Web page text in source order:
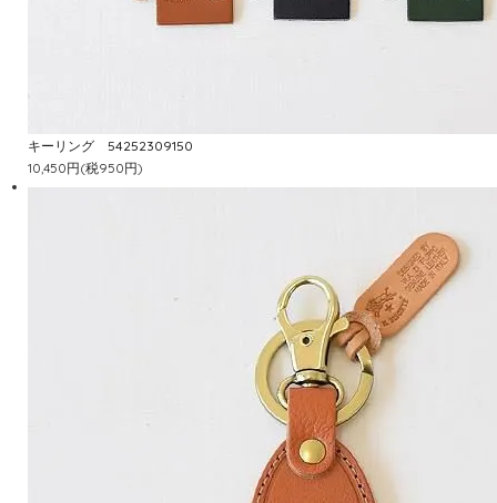
キーリング 54252309150
10,450円(税950円)